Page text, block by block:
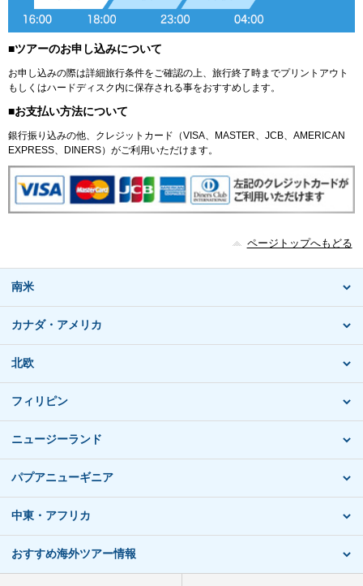
■ツアーのお申し込みについて
お申し込みの際は詳細旅行条件をご確認の上、旅行終了時までプリントアウト
もしくはハードディスク内に保存される事をおすすめします。
■お支払い方法について
銀行振り込みの他、クレジットカード（VISA、MASTER、JCB、AMERICAN
EXPRESS、DINERS）がご利用いただけます。
ページトップへもどる
南米
カナダ・アメリカ
北欧
フィリピン
ニュージーランド
パプアニューギニア
中東・アフリカ
おすすめ海外ツアー情報